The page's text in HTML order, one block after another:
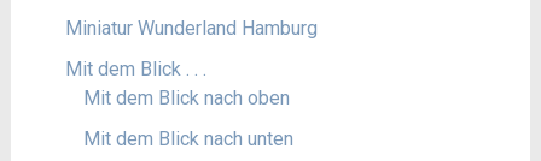
Miniatur Wunderland Hamburg
Mit dem Blick . . .
Mit dem Blick nach oben
Mit dem Blick nach unten